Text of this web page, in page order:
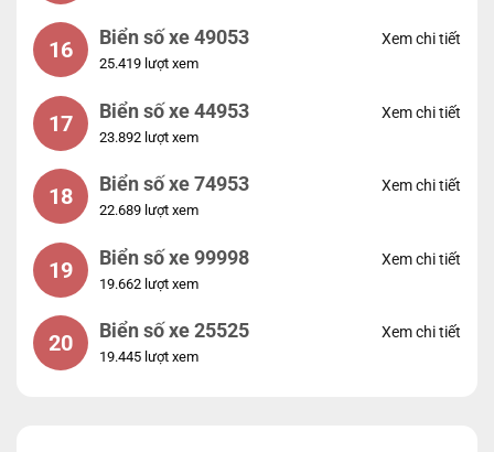
16 Biển số xe 49053
25.419 lượt xem
Xem chi tiết
17 Biển số xe 44953
23.892 lượt xem
Xem chi tiết
18 Biển số xe 74953
22.689 lượt xem
Xem chi tiết
19 Biển số xe 99998
19.662 lượt xem
Xem chi tiết
20 Biển số xe 25525
19.445 lượt xem
Xem chi tiết